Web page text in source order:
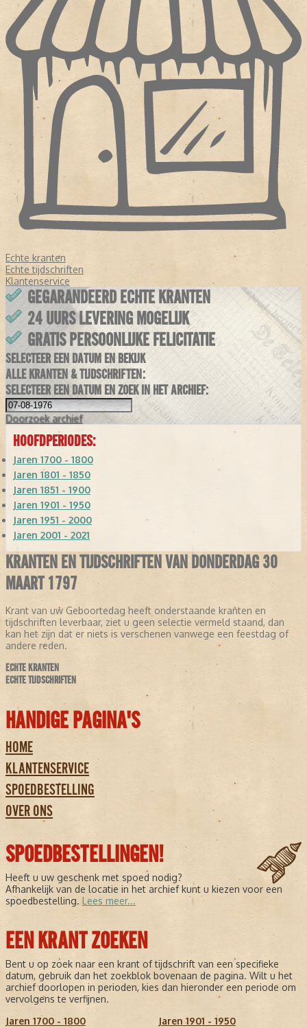
Echte kranten
Echte tijdschriften
Klantenservice
GEGARANDEERD ECHTE KRANTEN
24 UURS LEVERING MOGELIJK
GRATIS PERSOONLIJKE FELICITATIE
SELECTEER EEN DATUM EN BEKIJK
ALLE KRANTEN & TIJDSCHRIFTEN:
SELECTEER EEN DATUM EN ZOEK IN HET ARCHIEF:
Doorzoek archief
HOOFDPERIODES:
Jaren 1700 - 1800
Jaren 1801 - 1850
Jaren 1851 - 1900
Jaren 1901 - 1950
Jaren 1951 - 2000
Jaren 2001 - 2021
KRANTEN EN TIJDSCHRIFTEN VAN DONDERDAG 30
MAART 1797
Krant van uw Geboortedag heeft onderstaande kranten en
tijdschriften leverbaar, ziet u geen selectie vermeld staand, dan
kan het zijn dat er niets is verschenen vanwege een feestdag of
andere reden.
ECHTE KRANTEN
ECHTE TIJDSCHRIFTEN
HANDIGE PAGINA'S
HOME
KLANTENSERVICE
SPOEDBESTELLING
OVER ONS
SPOEDBESTELLINGEN!
Heeft u uw geschenk met spoed nodig?
Afhankelijk van de locatie in het archief kunt u kiezen voor een
spoedbestelling. Lees meer...
EEN KRANT ZOEKEN
Bent u op zoek naar een krant of tijdschrift van een specifieke
datum, gebruik dan het zoekblok bovenaan de pagina. Wilt u het
archief doorlopen in perioden, kies dan hieronder een periode om
vervolgens te verfijnen.
Jaren 1700 - 1800
Jaren 1901 - 1950